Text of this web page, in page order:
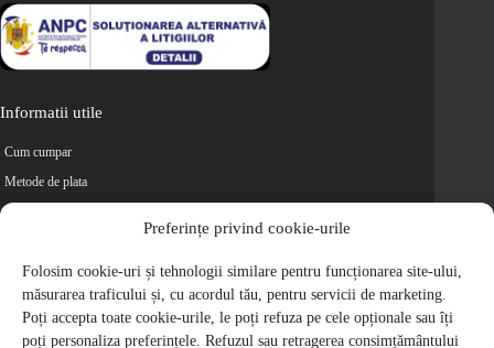
Preferințe privind cookie-urile
Folosim cookie-uri și tehnologii similare pentru funcționarea site-ului,
măsurarea traficului și, cu acordul tău, pentru servicii de marketing.
Poți accepta toate cookie-urile, le poți refuza pe cele opționale sau îți
poți personaliza preferințele. Refuzul sau retragerea consimțământului
Informatii utile
Cum cumpar
Metode de plata
Retur
Cariere
Politica de Confidentialitate